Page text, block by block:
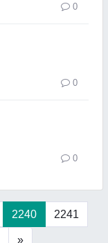
0
0
0
2240 2241
»